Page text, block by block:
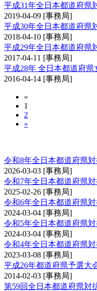
平成31年全日本都道府県
2019-04-09 [事務局]
平成30年全日本都道府県
2018-04-10 [事務局]
平成29年全日本都道府県
2017-04-11 [事務局]
平成28年 全日本都道府
2016-04-14 [事務局]
«
1
2
»
令和8年全日本都道府県
2026-03-03 [事務局]
令和7年全日本都道府県
2025-02-26 [事務局]
令和6年全日本都道府県
2024-03-04 [事務局]
令和5年全日本都道府県
2024-03-04 [事務局]
令和4年全日本都道府県
2023-03-08 [事務局]
平成26年都道府県予選大
2014-02-03 [事務局]
第59回全日本都道府県対